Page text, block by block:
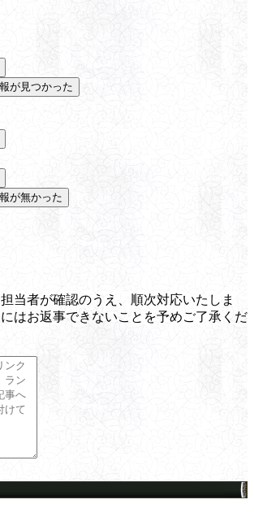
が見つかった
が無かった
当者が確認のうえ、順次対応いたしま
はお返事できないことを予めご了承くだ